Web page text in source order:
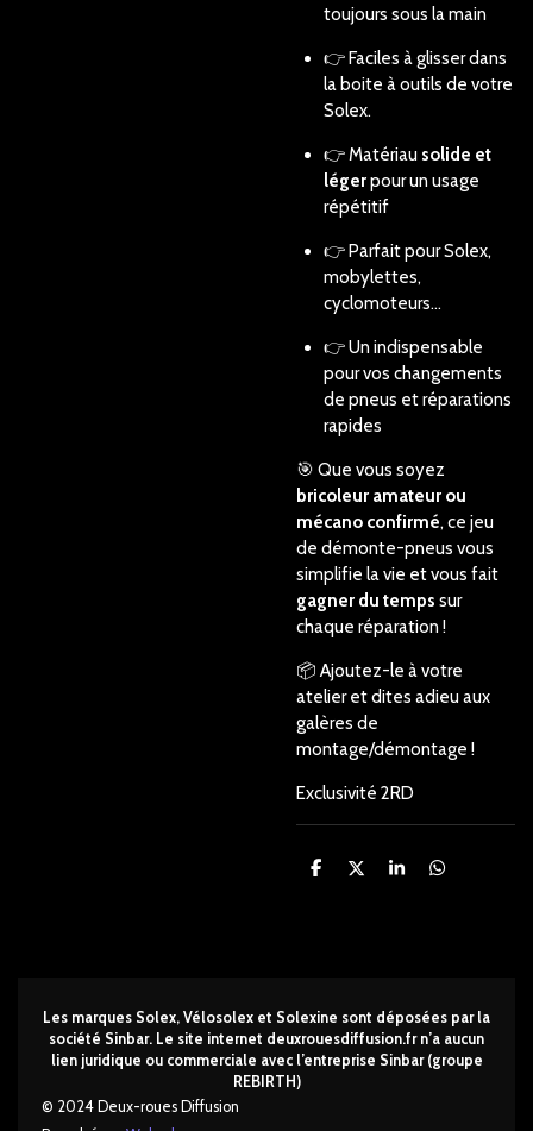
toujours sous la main
👉 Faciles à glisser dans
la boite à outils de votre
Solex.
👉 Matériau solide et
légerpour un usage
répétitif
👉 Parfait pour Solex,
mobylettes,
cyclomoteurs…
👉 Un indispensable
pour vos changements
de pneus et réparations
rapides
🎯 Que vous soyez
bricoleur amateur ou
mécano confirmé, ce jeu
de démonte-pneus vous
simplifie la vie et vous fait
gagner du temps sur
chaque réparation !
📦 Ajoutez-le à votre
atelier et dites adieu aux
galères de
montage/démontage !
Exclusivité 2RD
P
P
P
P
Les marques Solex, Vélosolex et Solexine sont déposées par la
société Sinbar. Le site internet deuxrouesdiffusion.fr n’a aucun
lien juridique ou commerciale avec l’entreprise Sinbar (groupe
REBIRTH)
© 2024 Deux-roues Diffusion